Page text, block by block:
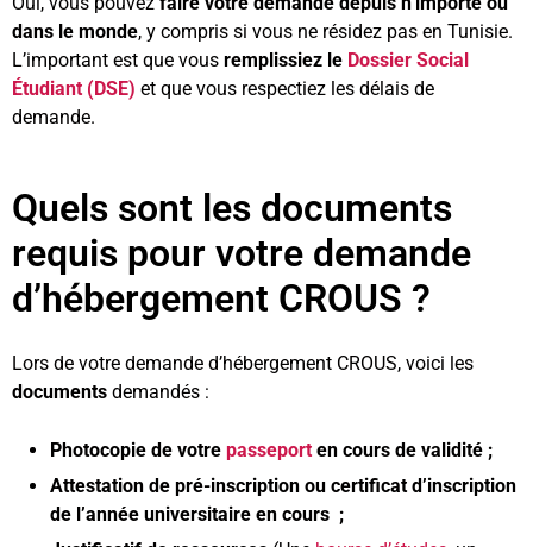
dans le monde, y compris si vous ne résidez pas en Tunisie.
L’important est que vous remplissiez le Dossier Social
Étudiant (DSE) et que vous respectiez les délais de
demande.
Quels sont les documents
requis pour votre demande
d’hébergement CROUS ?
Lors de votre demande d’hébergement CROUS, voici les
documents demandés :
Photocopie de votre passeport en cours de validité ;
Attestation de pré-inscription ou certificat d’inscription
de l’année universitaire en cours ;